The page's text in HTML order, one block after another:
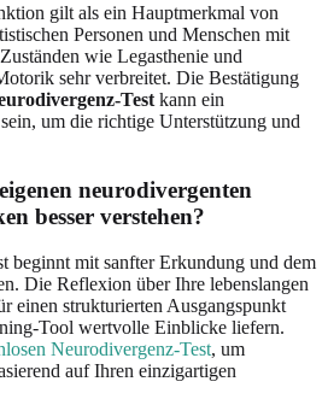
gilt als ein Hauptmerkmal von
Personen und Menschen mit
wie Legasthenie und
sehr verbreitet. Die Bestätigung
Test kann ein
um die richtige Unterstützung und
neurodivergenten
besser verstehen?
beginnt mit sanfter Erkundung und dem
Die Reflexion über Ihre lebenslangen
einen strukturierten Ausgangspunkt
Tool wertvolle Einblicke liefern.
Neurodivergenz-Test, um
auf Ihren einzigartigen